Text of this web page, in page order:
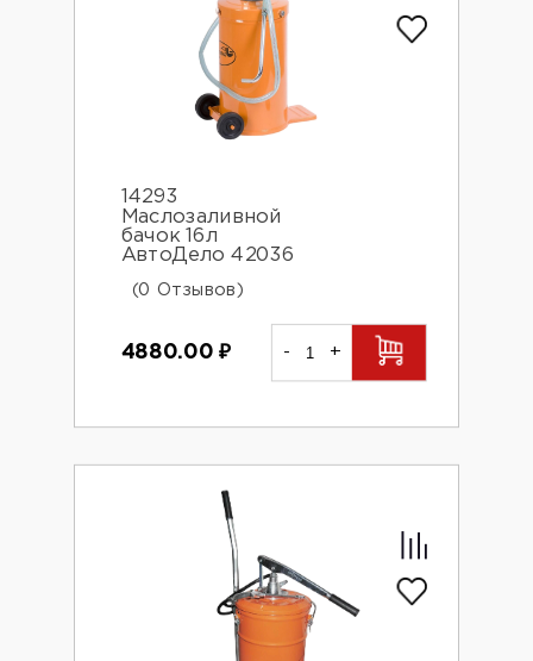
14293
Маслозаливной
бачок 16л
АвтоДело 42036
(0 Отзывов)
4880.00₽ - +